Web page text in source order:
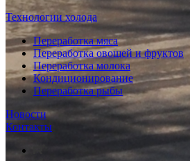
Технологии холода
Переработка мяса
Переработка овощей и фруктов
Переработка молока
Кондиционирование
Переработка рыбы
Новости
Контакты